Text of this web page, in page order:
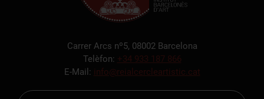
Carrer Arcs nº5, 08002 Barcelona
Telèfon: +34 933 187 866
E-Mail: info@reialcercleartistic.cat